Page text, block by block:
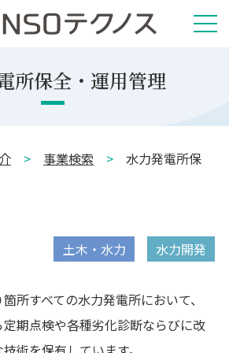
所保全・運用管理
> 事業検索 >
水力発電所保
土木・水力 水力開発
所すべての水力発電所において、
期点検や各種劣化診断ならびに改